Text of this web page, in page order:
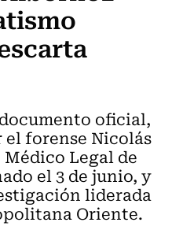
oficial,
el forense Nicolás
Legal de
el 3 de junio, y
liderada
Oriente.